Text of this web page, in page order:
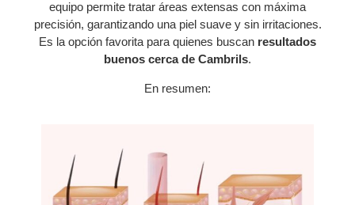
equipo permite tratar áreas extensas con máxima
precisión, garantizando una piel suave y sin irritaciones.
Es la opción favorita para quienes buscan resultados
buenos cerca de Cambrils.
En resumen: